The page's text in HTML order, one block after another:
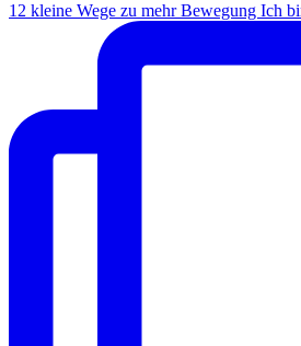
12 kleine Wege zu mehr Bewegung Ich